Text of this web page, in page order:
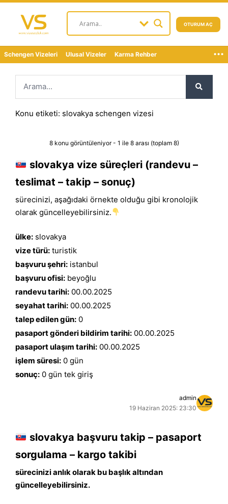
OTURUM AÇ
Schengen Vizeleri Ulusal Vizeler Karma Rehber ...
Konu etiketi: slovakya schengen vizesi
8 konu görüntüleniyor - 1 ile 8 arası (toplam 8)
slovakya vize süreçleri (randevu –
teslimat – takip – sonuç)
sürecinizi, aşağıdaki örnekte olduğu gibi kronolojik
olarak güncelleyebilirsiniz.
ülke: slovakya
vize türü: turistik
başvuru şehri: istanbul
başvuru ofisi: beyoğlu
randevu tarihi: 00.00.2025
seyahat tarihi: 00.00.2025
talep edilen gün: 0
pasaport gönderi bildirim tarihi: 00.00.2025
pasaport ulaşım tarihi: 00.00.2025
işlem süresi: 0 gün
sonuç: 0 gün tek giriş
admin
19 Haziran 2025: 23:30
slovakya başvuru takip – pasaport
sorgulama – kargo takibi
sürecinizi anlık olarak bu başlık altından
güncelleyebilirsiniz.